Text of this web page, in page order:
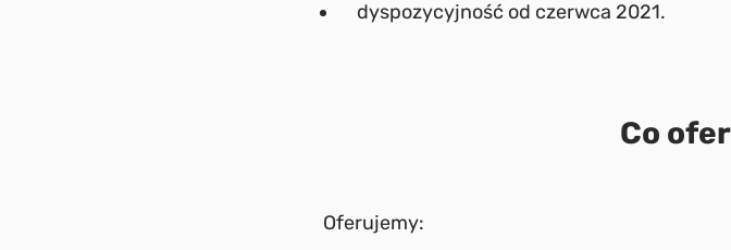
dyspozycyjność od czerwca 2021.
Co
Oferujemy: